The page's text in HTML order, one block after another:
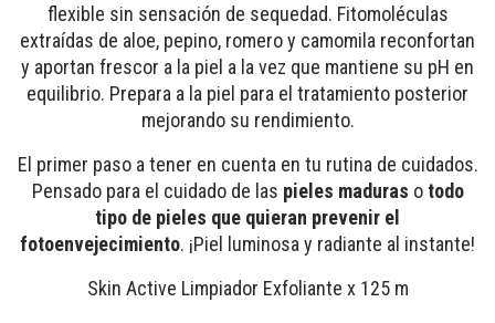
flexible sin sensación de sequedad. Fitomoléculas
extraídas de aloe, pepino, romero y camomila reconfortan
y aportan frescor a la piel a la vez que mantiene su pH en
equilibrio. Prepara a la piel para el tratamiento posterior
mejorando su rendimiento.
El primer paso a tener en cuenta en tu rutina de cuidados.
Pensado para el cuidado de las pieles maduras otodo
tipo de pieles que quieran prevenir el
fotoenvejecimiento. ¡Piel luminosa y radiante al instante!
Skin Active Limpiador Exfoliante x 125 m